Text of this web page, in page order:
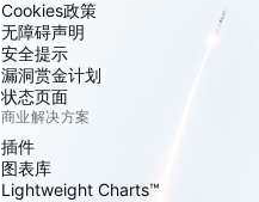
Cookies政策
无障碍声明
安全提示
漏洞赏金计划
状态页面
商业解决方案
插件
图表库
Lightweight Charts™